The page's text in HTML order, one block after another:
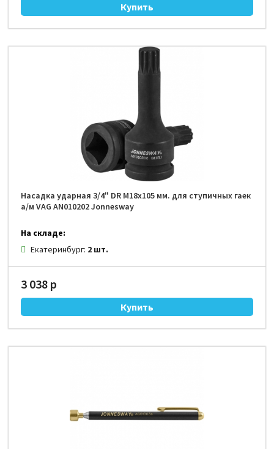
Насадка ударная 3/4" DR М18х105 мм. для ступичных гаек
а/м VAG AN010202 Jonnesway
На складе:
Екатеринбург: 2 шт.
3 038 р